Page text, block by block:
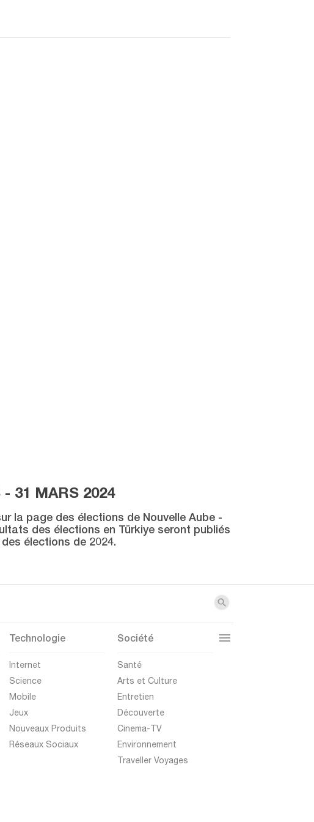
31 MARS 2024
la page des élections de Nouvelle Aube -
des élections en Türkiye seront publiés
élections de 2024.
Technologie
Internet
Science
Mobile
Jeux
Nouveaux Produits
Réseaux Sociaux
Société
Santé
Arts et Culture
Entretien
Découverte
Cinema-TV
Environnement
Traveller Voyages